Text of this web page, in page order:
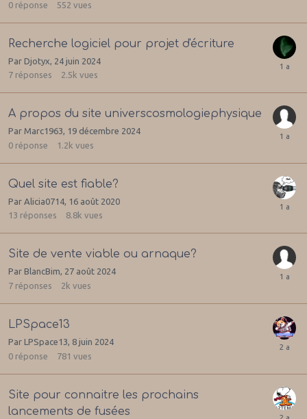
0 réponse 552 vues
Recherche logiciel pour projet d'écriture
Par Djotyx 24 juin 2024
7 réponses 2.5k vues
A propos du site universcosmologiephysique
Par Marc1963, 19 décembre 2024
0 réponse 1.2k vues
Quel site est fiable?
Par Alicia0714 16 août 2020
13 réponses 8.8k vues
Site de vente viable ou arnaque?
Par BlancBim, 27 août 2024
7 réponses 2k vues
LPSpace13
Par LPSpace13, 8 juin 2024
0 réponse 781 vues
Site pour connaitre les prochains
lancements de fusées